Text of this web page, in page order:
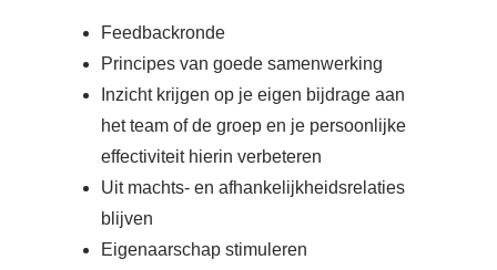
Feedbackronde
Principes van goede samenwerking
Inzicht krijgen op je eigen bijdrage aan
het team of de groep en je persoonlijke
effectiviteit hierin verbeteren
Uit machts- en afhankelijkheidsrelaties
blijven
Eigenaarschap stimuleren